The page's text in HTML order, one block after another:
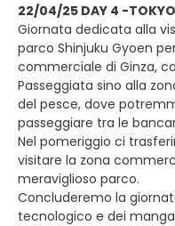
22/04/25 DAY 4 -TOKYO
Giornata dedicata alla
parco Shinjuku Gyoen
commerciale di Ginza,
Passeggiata sino alla
del pesce, dove
passeggiare tra le
Nel pomeriggio ci
visitare la zona
meraviglioso parco.
Concluderemo la
tecnologico e dei